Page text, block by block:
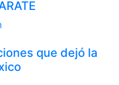
que dejó la